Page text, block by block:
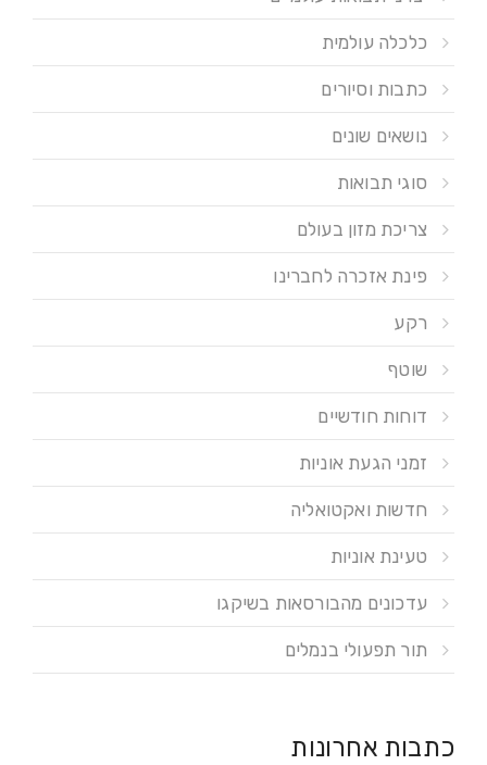
כלכלה עולמית
כתבות וסיורים
נושאים שונים
סוגי תבואות
צריכת מזון בעולם
פינת אזכרה לחברינו
רקע
שוטף
דוחות חודשיים
זמני הגעת אוניות
חדשות ואקטואליה
טעינת אוניות
עדכונים מהבורסאות בשיקגו
תור תפעולי בנמלים
כתבות אחרונות